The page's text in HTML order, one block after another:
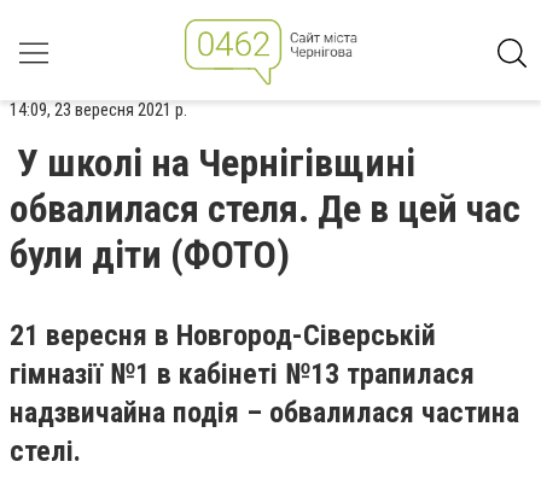
14:09, 23 вересня 2021 р.
У школі на Чернігівщині
обвалилася стеля. Де в цей час
були діти (ФОТО)
21 вересня в Новгород-Сіверській
гімназії №1 в кабінеті №13 трапилася
надзвичайна подія – обвалилася частина
стелі.